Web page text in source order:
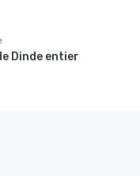
Dinde entier